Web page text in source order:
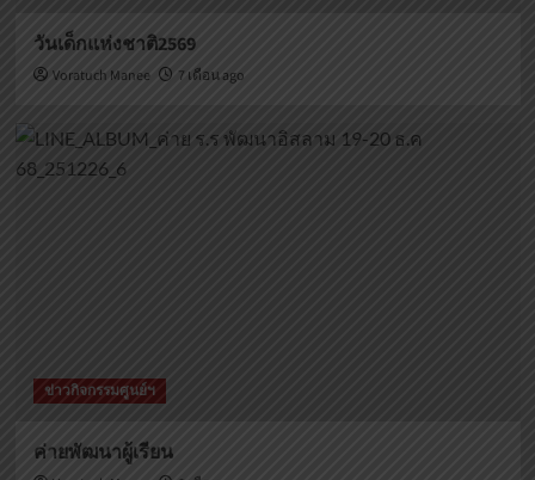
วันเด็กแห่งชาติ2569
Voratuch Manee 7 เดือน ago
ข่าวกิจกรรมศูนย์ฯ
ค่ายพัฒนาผู้เรียน